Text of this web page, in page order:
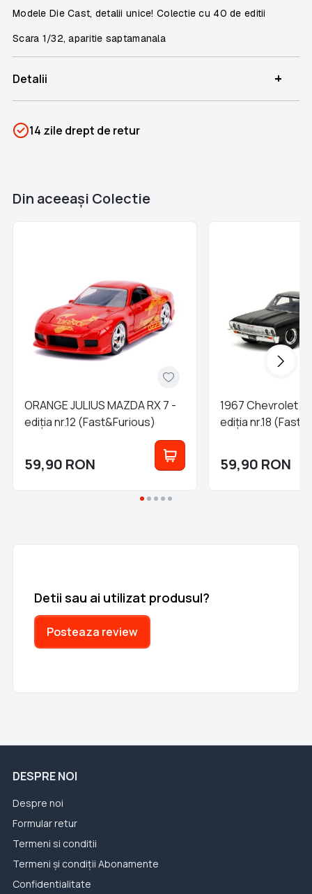
Modele Die Cast, detalii unice! Colectie cu 40 de editii
Scara 1/32, aparitie saptamanala
Detalii +
Categorii
Fast & Furious
14 zile drept de retur
Din aceeaşi Colectie
ORANGE JULIUS MAZDA RX 7 -
ediția nr.12 (Fast&Furious)
59,90 RON
1967 Chevrolet
ediția nr.18
59,90 RON
Detii sau ai utilizat produsul?
Posteaza review
DESPRE NOI
Despre noi
Formular retur
Termeni si conditii
Termeni și condiții Abonamente
Confidentialitate